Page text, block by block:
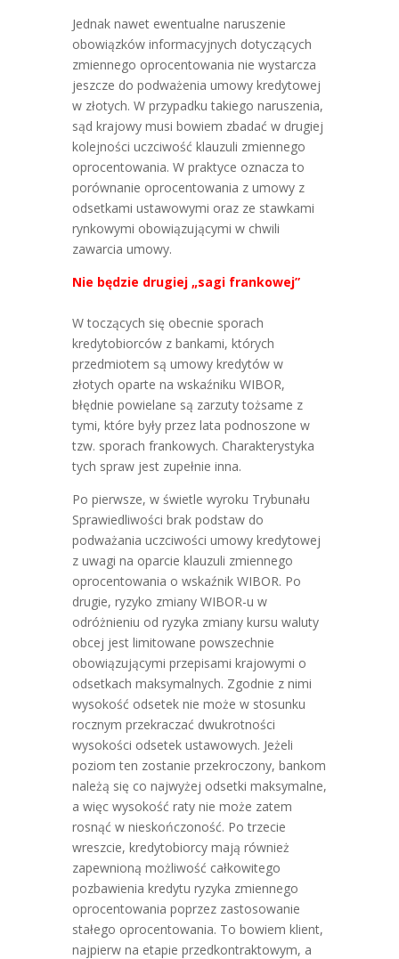
Jednak nawet ewentualne naruszenie
obowiązków informacyjnych dotyczących
zmiennego oprocentowania nie wystarcza
jeszcze do podważenia umowy kredytowej
w złotych. W przypadku takiego naruszenia,
sąd krajowy musi bowiem zbadać w drugiej
kolejności uczciwość klauzuli zmiennego
oprocentowania. W praktyce oznacza to
porównanie oprocentowania z umowy z
odsetkami ustawowymi oraz ze stawkami
rynkowymi obowiązującymi w chwili
zawarcia umowy.
Nie będzie drugiej „sagi frankowej”
W toczących się obecnie sporach
kredytobiorców z bankami, których
przedmiotem są umowy kredytów w
złotych oparte na wskaźniku WIBOR,
błędnie powielane są zarzuty tożsame z
tymi, które były przez lata podnoszone w
tzw. sporach frankowych. Charakterystyka
tych spraw jest zupełnie inna.
Po pierwsze, w świetle wyroku Trybunału
Sprawiedliwości brak podstaw do
podważania uczciwości umowy kredytowej
z uwagi na oparcie klauzuli zmiennego
oprocentowania o wskaźnik WIBOR. Po
drugie, ryzyko zmiany WIBOR-u w
odróżnieniu od ryzyka zmiany kursu waluty
obcej jest limitowane powszechnie
obowiązującymi przepisami krajowymi o
odsetkach maksymalnych. Zgodnie z nimi
wysokość odsetek nie może w stosunku
rocznym przekraczać dwukrotności
wysokości odsetek ustawowych. Jeżeli
poziom ten zostanie przekroczony, bankom
należą się co najwyżej odsetki maksymalne,
a więc wysokość raty nie może zatem
rosnąć w nieskończoność. Po trzecie
wreszcie, kredytobiorcy mają również
zapewnioną możliwość całkowitego
pozbawienia kredytu ryzyka zmiennego
oprocentowania poprzez zastosowanie
stałego oprocentowania. To bowiem klient,
najpierw na etapie przedkontraktowym, a